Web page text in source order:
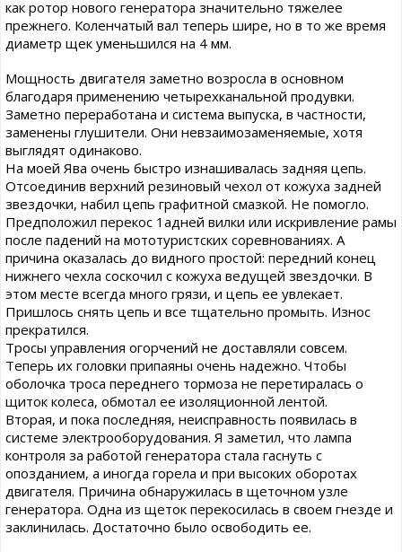
как ротор нового генератора значительно тяжелее
прежнего. Коленчатый вал теперь шире, но в то же время
диаметр щек уменьшился на 4 мм.
Мощность двигателя заметно возросла в основном
благодаря применению четырехканальной продувки.
Заметно переработана и система выпуска, в частности,
заменены глушители. Они невзаимозаменяемые, хотя
выглядят одинаково.
На моей Ява очень быстро изнашивалась задняя цепь.
Отсоединив верхний резиновый чехол от кожуха задней
звездочки, набил цепь графитной смазкой. Не помогло.
Предположил перекос 1адней вилки или искривление рамы
после падений на мототуристских соревнованиях. А
причина оказалась до видного простой: передний конец
нижнего чехла соскочил с кожуха ведущей звездочки. В
этом месте всегда много грязи, и цепь ее увлекает.
Пришлось снять цепь и все тщательно промыть. Износ
прекратился.
Тросы управления огорчений не доставляли совсем.
Теперь их головки припаяны очень надежно. Чтобы
оболочка троса переднего тормоза не перетиралась о
щиток колеса, обмотал ее изоляционной лентой.
Вторая, и пока последняя, неисправность появилась в
системе электрооборудования. Я заметил, что лампа
контроля за работой генератора стала гаснуть с
опозданием, а иногда горела и при высоких оборотах
двигателя. Причина обнаружилась в щеточном узле
генератора. Одна из щеток перекосилась в своем гнезде и
заклинилась. Достаточно было освободить ее.